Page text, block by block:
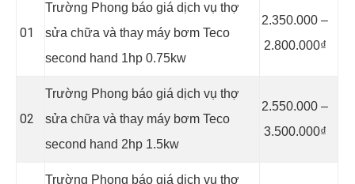
01
Trường Phong báo giá dịch vụ thợ
sửa chữa và thay máy bơm Teco
second hand 1hp 0.75kw
2.350.000 –
2.800.000₫
02
Trường Phong báo giá dịch vụ thợ
sửa chữa và thay máy bơm Teco
second hand 2hp 1.5kw
2.550.000 –
3.500.000₫
Trường Phong báo giá dịch vụ thợ